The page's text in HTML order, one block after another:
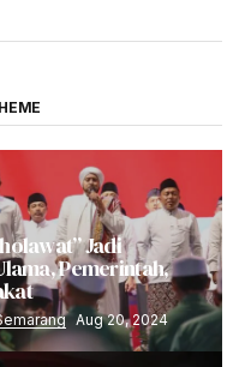
Jadi
Pemerintah,
Aug 20, 2024